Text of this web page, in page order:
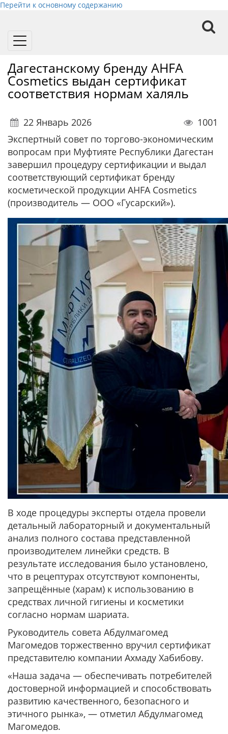
Перейти к основному содержанию
Toggle
Дагестанскому бренду AHFA
Cosmetics выдан сертификат
соответствия нормам халяль
22 Январь 2026
1001
Экспертный совет по торгово-экономическим
вопросам при Муфтияте Республики Дагестан
завершил процедуру сертификации и выдал
соответствующий сертификат бренду
косметической продукции AHFA Cosmetics
(производитель — ООО «Гусарский»).
В ходе процедуры эксперты отдела провели
детальный лабораторный и документальный
анализ полного состава представленной
производителем линейки средств. В
результате исследования было установлено,
что в рецептурах отсутствуют компоненты,
запрещённые (харам) к использованию в
средствах личной гигиены и косметики
согласно нормам шариата.
Руководитель совета Абдулмагомед
Магомедов торжественно вручил сертификат
представителю компании Ахмаду Хабибову.
«Наша задача — обеспечивать потребителей
достоверной информацией и способствовать
развитию качественного, безопасного и
этичного рынка», — отметил Абдулмагомед
Магомедов.